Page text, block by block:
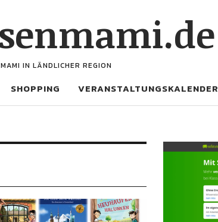
IN LÄNDLICHER REGION
SHOPPING VERANSTALTUNGSKALENDER